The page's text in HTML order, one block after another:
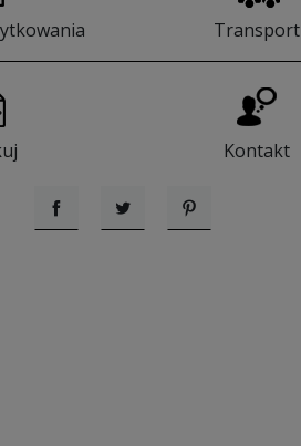
Transport
Kontakt
UdostępnijTweetujPinterest